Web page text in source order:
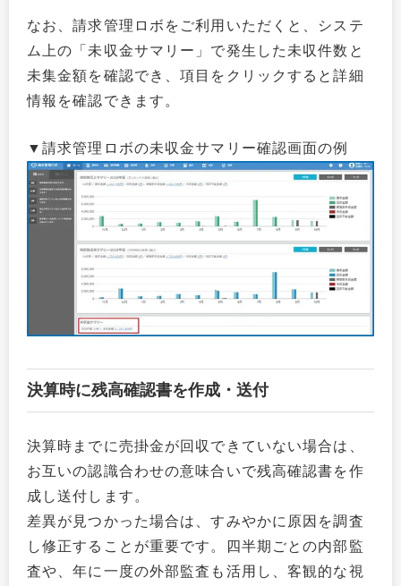
なお、請求管理ロボをご利用いただくと、システ
ム上の「未収金サマリー」で発生した未収件数と
未集金額を確認でき、項目をクリックすると詳細
情報を確認できます。
▼請求管理ロボの未収金サマリー確認画面の例
決算時に残高確認書を作成・送付
決算時までに売掛金が回収できていない場合は、
お互いの認識合わせの意味合いで残高確認書を作
成し送付します。
差異が見つかった場合は、すみやかに原因を調査
し修正することが重要です。四半期ごとの内部監
査や、年に一度の外部監査も活用し、客観的な視